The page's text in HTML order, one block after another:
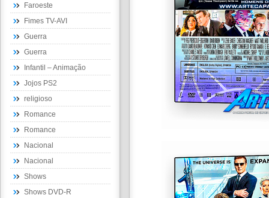
Faroeste
Fimes TV-AVI
Guerra
Guerra
Infantil – Animação
Jojos PS2
religioso
Romance
Romance
Nacional
Nacional
Shows
Shows DVD-R